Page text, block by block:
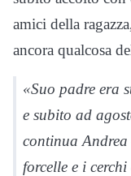
amici della
ancora qualcosa
«Suo padre era
e subito ad
continua Andrea
forcelle e i